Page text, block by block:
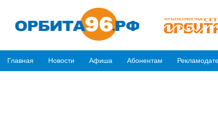
Главная Новости Афиша Абонентам